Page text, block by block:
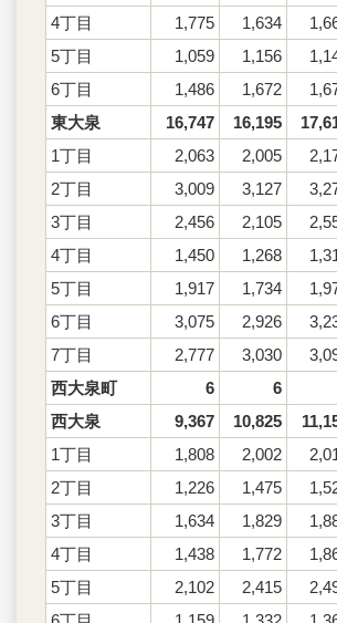
4丁目
1,775 1,634
5丁目
1,059 1,156
6丁目
1,486 1,672
東大泉
16,747 16,195
1丁目
2,063 2,005
2丁目
3,009 3,127
3丁目
2,456 2,105
4丁目
1,450 1,268
5丁目
1,917 1,734
6丁目
3,075 2,926
7丁目
2,777 3,030
西大泉町
6 6
西大泉
9,367 10,825
1丁目
1,808 2,002
2丁目
1,226 1,475
3丁目
1,634 1,829
4丁目
1,438 1,772
5丁目
2,102 2,415